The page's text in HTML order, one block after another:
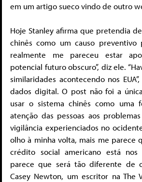
em um artigo sueco vindo de outro
Hoje Stanley afirma que pretendia
chinês como um causo preventivo
realmente me pareceu estar
potencial futuro obscuro”, diz ele.
similaridades acontecendo nos
dados digital. O post não foi a
usar o sistema chinês como uma
atenção das pessoas aos
vigilância experienciados no
olho à minha volta, mais me parece
crédito social americano está
parece que será tão diferente de
Casey Newton, um escritor na The